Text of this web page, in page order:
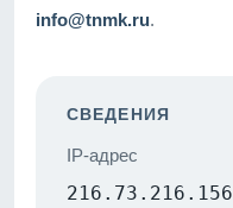
info@tnmk.ru.
СВЕДЕНИЯ
IP-адрес
216.73.216.156